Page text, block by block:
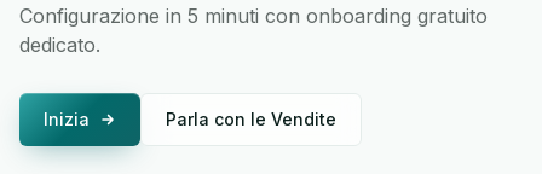
Configurazione in 5 minuti con onboarding gratuito
dedicato.
Inizia Parla con le Vendite